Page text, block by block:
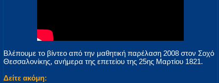
Βλέπουμε το βίντεο από την μαθητική παρέλαση 2008 στον Σοχό
Θεσσαλονίκης, ανήμερα της επετείου της 25ης Μαρτίου 1821.
Δείτε ακόμη: